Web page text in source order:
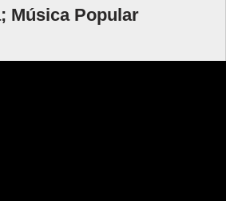
Música Popular